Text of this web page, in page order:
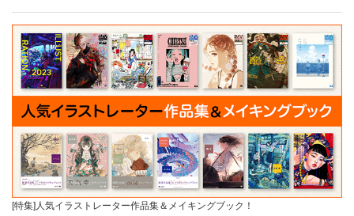
[特集]人気イラストレーター作品集＆メイキングブック！